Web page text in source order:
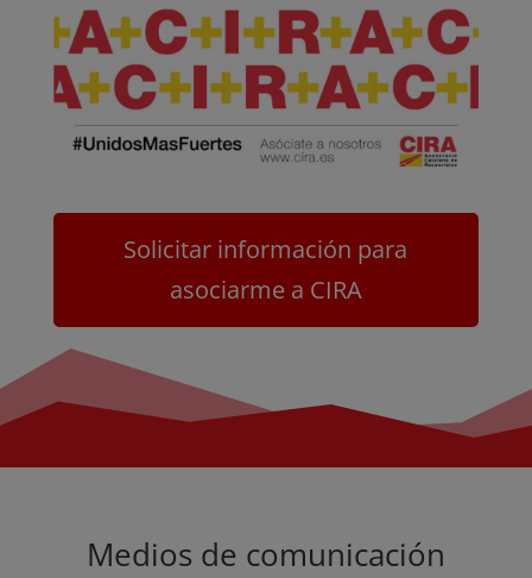
Solicitar información para
asociarme a CIRA
Medios de comunicación